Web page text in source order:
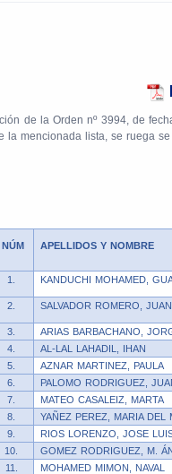
de la Orden nº 3994, de
mencionada lista, se ruega
NÚM APELLIDOS Y NOMBRE
1. KANDUCHI MOHAMED,
2. SALVADOR ROMERO,
3. ARIAS BARBACHANO,
4.
AL-LAL LAHADIL, IHAN
5.
AZNAR MARTINEZ, PAULA
6.
PALOMO RODRIGUEZ,
7.
MATEO CASALEIZ, MARTA
8.
YAÑEZ PEREZ, MARIA DEL
9.
RIOS LORENZO, JOSE
10.
GOMEZ RODRIGUEZ, M.
11.
MOHAMED MIMON, NAVAL